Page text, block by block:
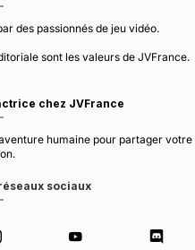
des passionnés de jeu vidéo.
sont les valeurs de JVFrance.
chez JVFrance
humaine pour partager votre
sociaux